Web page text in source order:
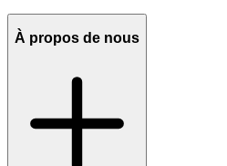
À propos de nous